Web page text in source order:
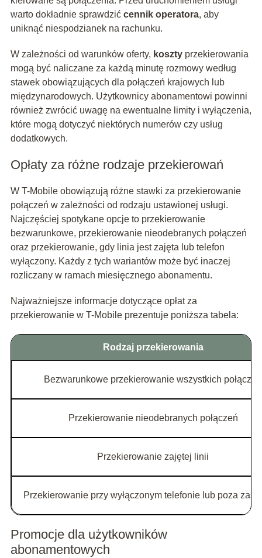
warto dokładnie sprawdzić cennik operatora, aby
uniknąć niespodzianek na rachunku.
W zależności od warunków oferty, kosztyprzekierowania
mogą być naliczane za każdą minutę rozmowy według
stawek obowiązujących dla połączeń krajowych lub
międzynarodowych. Użytkownicy abonamentowi powinni
również zwrócić uwagę na ewentualne limity i wyłączenia,
które mogą dotyczyć niektórych numerów czy usług
dodatkowych.
Opłaty za różne rodzaje przekierowań
W T-Mobile obowiązują różne stawki za przekierowanie
połączeń w zależności od rodzaju ustawionej usługi.
Najczęściej spotykane opcje to przekierowanie
bezwarunkowe, przekierowanie nieodebranych połączeń
oraz przekierowanie, gdy linia jest zajęta lub telefon
wyłączony. Każdy z tych wariantów może być inaczej
rozliczany w ramach miesięcznego abonamentu.
Najważniejsze informacje dotyczące opłat za
przekierowanie w T-Mobile prezentuje poniższa tabela:
Rodzaj przekierowania
Bezwarunkowe przekierowanie wszystkich połączeń
Przekierowanie nieodebranych połączeń
Przekierowanie zajętej linii
Przekierowanie przy wyłączonym telefonie lub poza
Promocje dla użytkowników
abonamentowych